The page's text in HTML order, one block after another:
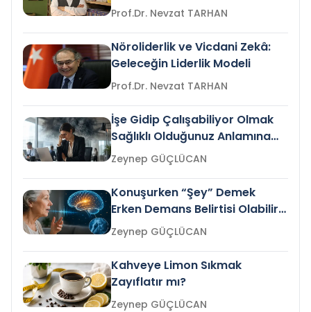
Prof.Dr. Nevzat TARHAN
Nöroliderlik ve Vicdani Zekâ:
Geleceğin Liderlik Modeli
Prof.Dr. Nevzat TARHAN
İşe Gidip Çalışabiliyor Olmak
Sağlıklı Olduğunuz Anlamına
Gelir mi?Zeynep GÜÇLÜCAN
Konuşurken “Şey” Demek
Erken Demans Belirtisi Olabilir
mi?
Zeynep GÜÇLÜCAN
Kahveye Limon Sıkmak
Zayıflatır mı?
Zeynep GÜÇLÜCAN